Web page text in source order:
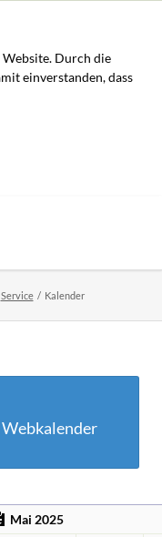
Durch die
einverstanden, dass
Service Kalender
Mai 2025